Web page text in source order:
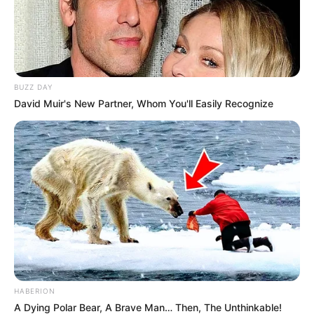
BUZZ DAY
David Muir's New Partner, Whom You'll Easily Recognize
HABERION
A Dying Polar Bear, A Brave Man… Then, The Unthinkable!